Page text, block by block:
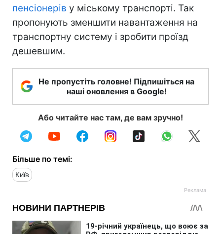
пенсіонерів у міському транспорті. Так
пропонують зменшити навантаження на
транспортну систему і зробити проїзд
дешевшим.
Не пропустіть головне! Підпишіться на
наші оновлення в Google!
Або читайте нас там, де вам зручно!
Більше по темі:
Київ